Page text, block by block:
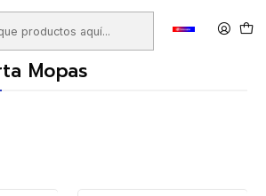
INDUSTRIAL Mopas y Porta Mopas
Mopas